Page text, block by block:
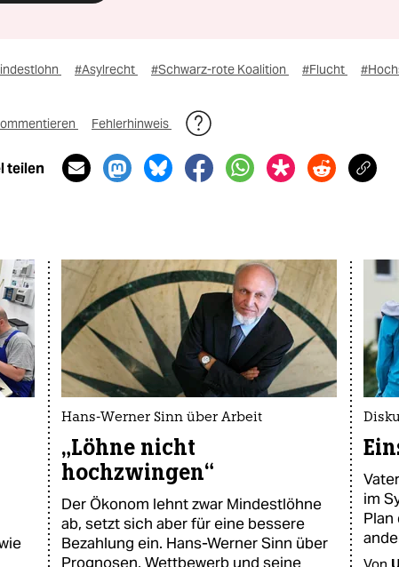
#Asylrecht #Schwarz-rote Koalition #Flucht
Fehlerhinweis
teilen
Hans-Werner Sinn über Arbeit
„Löhne nicht
hochzwingen“
Der Ökonom lehnt zwar Mindestlöhne
ab, setzt sich aber für eine bessere
Bezahlung ein. Hans-Werner Sinn über
Prognosen, Wettbewerb und seine
im
Plan